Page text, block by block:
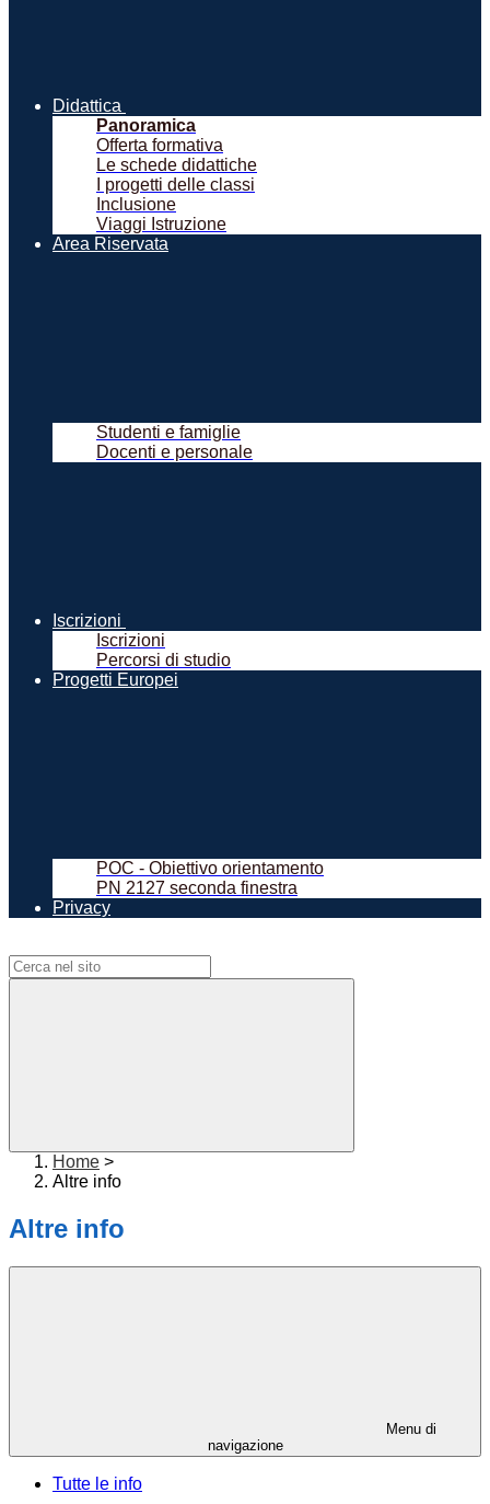
Didattica
Panoramica
Offerta formativa
Le schede didattiche
I progetti delle classi
Inclusione
Viaggi Istruzione
Area Riservata
Studenti e famiglie
Docenti e personale
Iscrizioni
Iscrizioni
Percorsi di studio
Progetti Europei
POC - Obiettivo orientamento
PN 2127 seconda finestra
Privacy
Home >
Altre info
Altre info
Menu di
navigazione
Tutte le info